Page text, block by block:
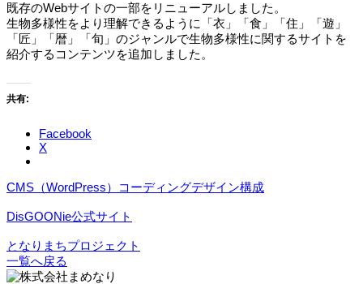
既存のWebサイトの一部をリニューアルしました。
生物多様性をより理解できるように「衣」「食」「住」「遊」
「匠」「暦」「旬」のジャンルで生物多様性に関するサイトを
紹介するコンテンツを追加しました。
共有:
Facebook
X
CMS（WordPress） コーディングデザイン構成
DisGOONie公式サイト
となりまちプロジェクト
一覧へ戻る